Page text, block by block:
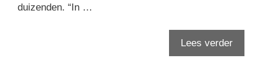
duizenden. “In …
Lees verder